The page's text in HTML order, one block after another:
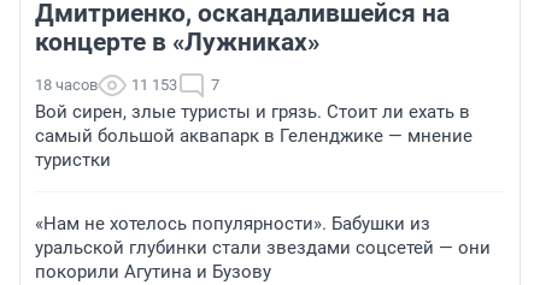
Дмитриенко, оскандалившейся на
концерте в «Лужниках»
18 часов 11 153 7
Вой сирен, злые туристы и грязь. Стоит ли ехать в
самый большой аквапарк в Геленджике — мнение
туристки
«Нам не хотелось популярности». Бабушки из
уральской глубинки стали звездами соцсетей — они
покорили Агутина и Бузову